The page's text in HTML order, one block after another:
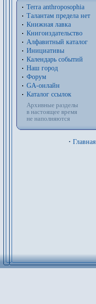
Terra anthroposophia
Талантам предела нет
Книжная лавка
Книгоиздательство
Алфавитный каталог
Инициативы
Календарь событий
Наш город
Форум
GA-онлайн
Каталог ссылок
Архивные разделы
в настоящее время
не наполняются
· Главная